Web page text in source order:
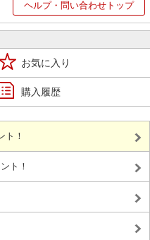
ヘルプ・問い合わせトップ
お気に入り
購入履歴
ト！
ト！